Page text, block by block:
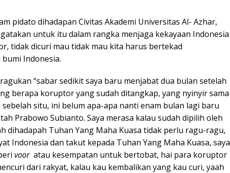
pidato dihadapan Civitas Akademi Universitas Al- Azhar,
untuk itu dalam rangka menjaga kekayaan Indonesia
tidak dicuri mau tidak mau kita harus bertekad
bumi Indonesia.
“sabar sedikit saya baru menjabat dua bulan setelah
berapa koruptor yang sudah ditangkap, yang nyinyir sama
situ, ini belum apa-apa nanti enam bulan lagi baru
Prabowo Subianto. Saya merasa kalau sudah dipilih oleh
dihadapah Tuhan Yang Maha Kuasa tidak perlu ragu-ragu,
Indonesia dan takut kepada Tuhan Yang Maha Kuasa, saya
voor atau kesempatan untuk bertobat, hai para koruptor
dari rakyat, kalau kau kembalikan yang kau curi, yaah